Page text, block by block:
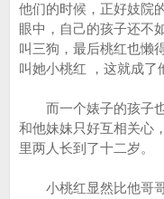
他们的时候，正好妓院
眼中，自己的孩子还不
叫三狗，最后桃红也懒
叫她小桃红 ，这就成了
而一个婊子的孩子也
和他妹妹只好互相关心
里两人长到了十二岁。
小桃红显然比他哥哥